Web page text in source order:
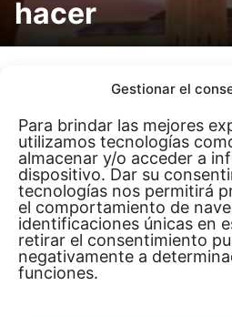
Gestionar el
Para brindar las mejores
utilizamos tecnologías
almacenar y/o acceder a
dispositivo. Dar su
tecnologías nos permitirá
el comportamiento de
identificaciones únicas en
retirar el consentimiento
negativamente a
funciones.
hacer
Cómo visitar
Marrakech en 3
dias
BALDEH